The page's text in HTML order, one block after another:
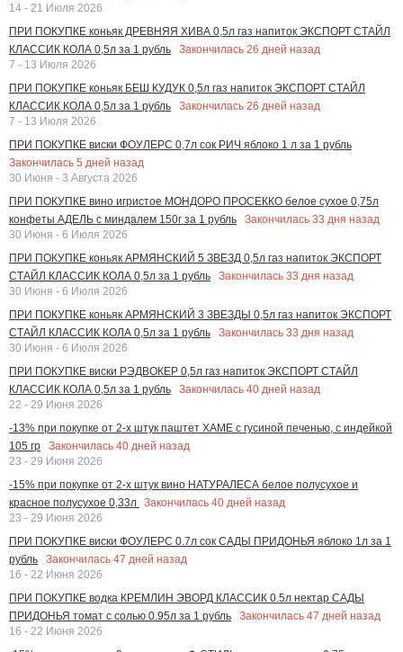
14 - 21 Июля 2026
ПРИ ПОКУПКЕ коньяк ДРЕВНЯЯ ХИВА 0,5л газ напиток ЭКСПОРТ СТАЙЛ
КЛАССИК КОЛА 0,5л за 1 рубль
Закончилась 26 дней назад
7 - 13 Июля 2026
ПРИ ПОКУПКЕ коньяк БЕШ КУДУК 0,5л газ напиток ЭКСПОРТ СТАЙЛ
КЛАССИК КОЛА 0,5л за 1 рубль
Закончилась 26 дней назад
7 - 13 Июля 2026
ПРИ ПОКУПКЕ виски ФОУЛЕРС 0,7л сок РИЧ яблоко 1 л за 1 рубль
Закончилась 5 дней назад
30 Июня - 3 Августа 2026
ПРИ ПОКУПКЕ вино игристое МОНДОРО ПРОСЕККО белое сухое 0,75л
конфеты АДЕЛЬ с миндалем 150г за 1 рубль
Закончилась 33 дня назад
30 Июня - 6 Июля 2026
ПРИ ПОКУПКЕ коньяк АРМЯНСКИЙ 5 ЗВЕЗД 0,5л газ напиток ЭКСПОРТ
СТАЙЛ КЛАССИК КОЛА 0,5л за 1 рубль
Закончилась 33 дня назад
30 Июня - 6 Июля 2026
ПРИ ПОКУПКЕ коньяк АРМЯНСКИЙ 3 ЗВЕЗДЫ 0,5л газ напиток ЭКСПОРТ
СТАЙЛ КЛАССИК КОЛА 0,5л за 1 рубль
Закончилась 33 дня назад
30 Июня - 6 Июля 2026
ПРИ ПОКУПКЕ виски РЭДВОКЕР 0,5л газ напиток ЭКСПОРТ СТАЙЛ
КЛАССИК КОЛА 0,5л за 1 рубль
Закончилась 40 дней назад
22 - 29 Июня 2026
-13% при покупке от 2-х штук паштет ХАМЕ с гусиной печенью, с индейкой
105 гр
Закончилась 40 дней назад
23 - 29 Июня 2026
-15% при покупке от 2-х штук вино НАТУРАЛЕСА белое полусухое и
красное полусухое 0,33л Закончилась 40 дней назад
23 - 29 Июня 2026
ПРИ ПОКУПКЕ виски ФОУЛЕРС 0.7л сок САДЫ ПРИДОНЬЯ яблоко 1л за 1
рубль
Закончилась 47 дней назад
16 - 22 Июня 2026
ПРИ ПОКУПКЕ водка КРЕМЛИН ЭВОРД КЛАССИК 0.5л нектар САДЫ
ПРИДОНЬЯ томат с солью 0.95л за 1 рубль
Закончилась 47 дней назад
16 - 22 Июня 2026